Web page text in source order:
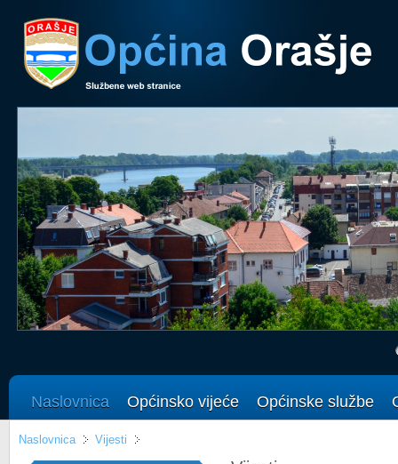
Naslovnica Općinsko vijeće Općinske službe
Naslovnica Vijesti